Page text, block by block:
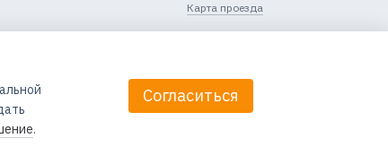
Карта проезда
.
Согласиться